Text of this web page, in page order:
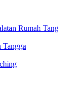
Rumah
Tangga